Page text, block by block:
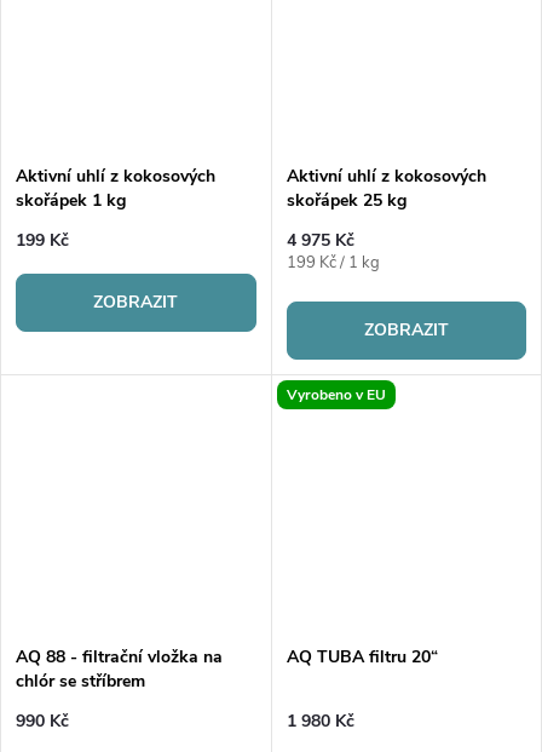
Aktivní uhlí z kokosových
skořápek 1 kg
199 Kč
ZOBRAZIT
Aktivní uhlí z kokosových
skořápek 25 kg
4 975 Kč
Měrná
199 Kč / 1 kg
ZOBRAZIT
AQ 88 - filtrační vložka na
chlór se stříbrem
990 Kč
Vyrobeno v EU
AQ TUBA filtru 20“
1 980 Kč